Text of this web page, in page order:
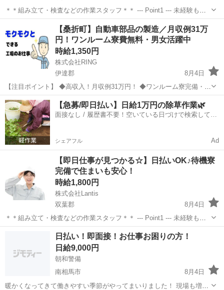
＊＊組み立て・検査などの作業スタッフ＊＊ --- Point1 --- 未経験も就
業OK！ 工場未経験でもご安心ください！！ 先輩スタッフがイチから
丁寧にサポート！ 未経験からスタートした方も多数活躍しています
☆...
須賀川市 工場 スタッフ
【桑折町】自動車部品の製造／月収例31万
円！ワンルーム寮費無料・男女活躍中
時給1,350円
株式会社RING
伊達郡
8月4日
【注目ポイント】 ◆高収入！月収例31万円！ ◆ワンルーム寮完備・寮
費無料 【仕事内容】 自動車サスペンションの製造業務 金属加工、組
立、溶接、検査、梱包、運搬出荷作業など様々な工程がございます。
※...
福島 伊達郡 工場 ワンルーム
【急募/即日払い】日給1万円の除草作業🌿
面接なし / 履歴書不要！空いている日づけで検索して即
シェアフル Ad
【即日仕事が見つかる☆】日払いOK♪待機寮
完備で住まいも安心！
時給1,800円
株式会社Lantis
双葉郡
8月4日
＊＊組み立て・検査などの作業スタッフ＊＊ --- Point1 --- 未経験も就
業OK！ 工場未経験でもご安心ください！！ 先輩スタッフがイチから
丁寧にサポート！ 未経験からスタートした方も多数活躍しています
双葉郡 工場 スタッフ
日払い！即面接！お仕事お困りの方！
日給9,000円
朝和警備
南相馬市
8月4日
暖かくなってきて働きやすい季節がやってまいりました！ 現場も増